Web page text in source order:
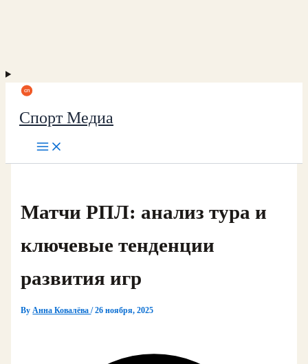
Спорт Медиа
Матчи РПЛ: анализ тура и
ключевые тенденции
развития игр
ByАнна Ковалёва/26 ноября, 2025